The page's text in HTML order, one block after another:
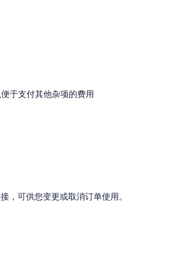
于支付其他杂项的费用
，可供您变更或取消订单使用。